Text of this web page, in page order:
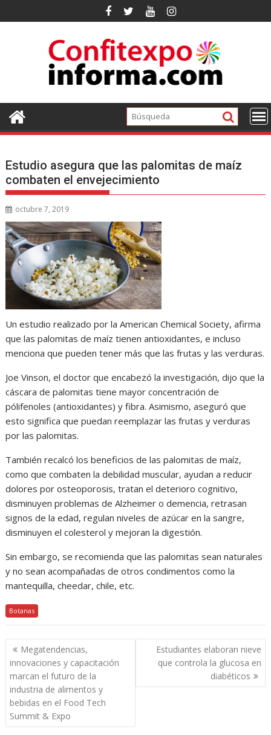
al
Estudio asegura que las palomitas de maíz
combaten el envejecimiento
octubre 7, 2019
Un estudio realizado por la American Chemical Society, afirma
que las palomitas de maíz tienen antioxidantes, e incluso
menciona que pueden tener más que las frutas y las verduras.
Joe Vinson, el doctor que encabezó la investigación, dijo que la
cáscara de palomitas tiene mayor concentración de
pólifenoles (antioxidantes) y fibra. Asimismo, aseguró que
esto significa que puedan reemplazar las frutas y verduras
por las palomitas.
También recalcó los beneficios de las palomitas de maíz,
como que combaten la debilidad muscular, ayudan a reducir
dolores por osteoporosis, tratan el deterioro cognitivo,
disminuyen problemas de Alzheimer o demencia, retrasan
signos de la edad, regulan niveles de azúcar en la sangre,
disminuyen el colesterol y mejoran la digestión.
Sin embargo, se recomienda que las palomitas sean naturales
y no sean acompañadas de otros condimentos como la
mantequilla, cheedar, chile, etc.
Botanas
Navegación
de
entradas
Megatendencias,
innovaciones y capacitación
marcan el futuro de la
industria de alimentos y
bebidas en el Food Tech
Summit & Expo
Estudiantes elaboran nieve
que controla la glucosa en
diabéticos